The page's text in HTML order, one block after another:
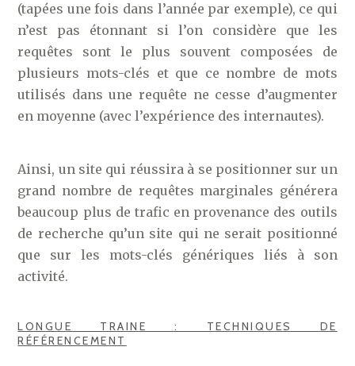
(tapées une fois dans l’année par exemple), ce qui
n’est pas étonnant si l’on considère que les
requêtes sont le plus souvent composées de
plusieurs mots-clés et que ce nombre de mots
utilisés dans une requête ne cesse d’augmenter
en moyenne (avec l’expérience des internautes).
Ainsi, un site qui réussira à se positionner sur un
grand nombre de requêtes marginales générera
beaucoup plus de trafic en provenance des outils
de recherche qu’un site qui ne serait positionné
que sur les mots-clés génériques liés à son
activité.
LONGUE TRAINE : TECHNIQUES DE
RÉFÉRENCEMENT